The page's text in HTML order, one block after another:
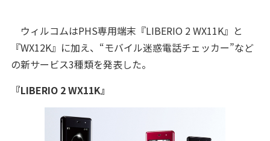
ウィルコムはPHS専用端末『LIBERIO 2 WX11K』と
『WX12K』に加え、“モバイル迷惑電話チェッカー”など
の新サービス3種類を発表した。
『LIBERIO 2 WX11K』